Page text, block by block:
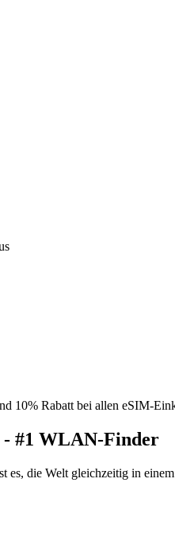
10% Rabatt bei allen eSIM-
#1 WLAN-Finder
es, die Welt gleichzeitig in